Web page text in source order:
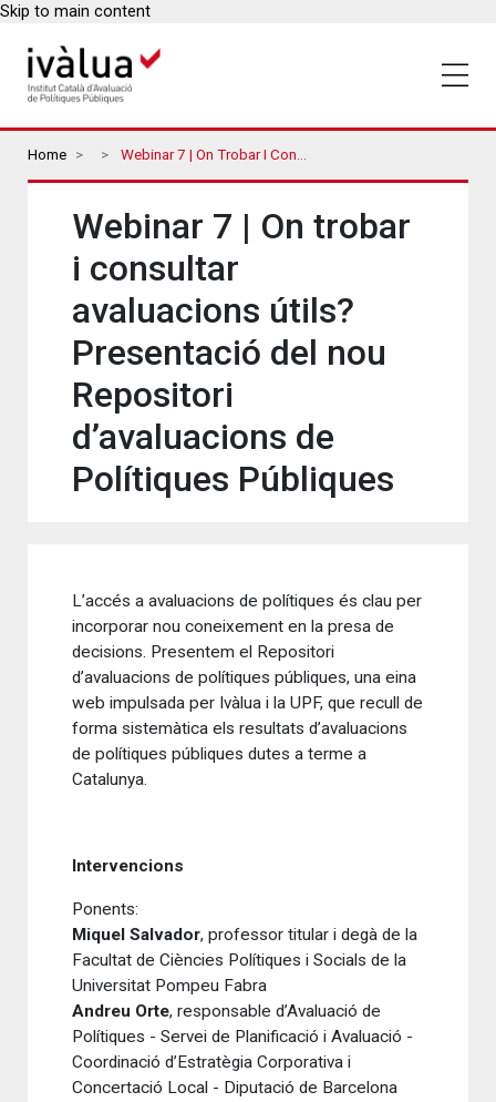
Skip to main content
Breadcrumbs
Home Webinar 7 | On Trobar I Consultar Avaluacions Útils? Presentació Del Nou Repositori D’avaluacions De Polítiques Públiques
Webinar 7 | On trobar
i consultar
avaluacions útils?
Presentació del nou
Repositori
d’avaluacions de
Polítiques Públiques
L’accés a avaluacions de polítiques és clau per
incorporar nou coneixement en la presa de
decisions. Presentem el Repositori
d’avaluacions de polítiques públiques, una eina
web impulsada per Ivàlua i la UPF, que recull de
forma sistemàtica els resultats d’avaluacions
de polítiques públiques dutes a terme a
Catalunya.
Intervencions
Ponents:
Miquel Salvador, professor titular i degà de la
Facultat de Ciències Polítiques i Socials de la
Universitat Pompeu Fabra
Andreu Orte, responsable d’Avaluació de
Polítiques - Servei de Planificació i Avaluació -
Coordinació d’Estratègia Corporativa i
Concertació Local - Diputació de Barcelona